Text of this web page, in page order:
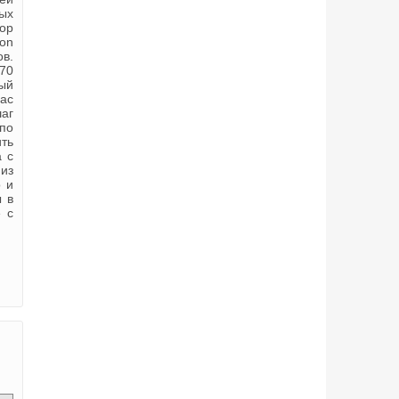
с
и
в
с